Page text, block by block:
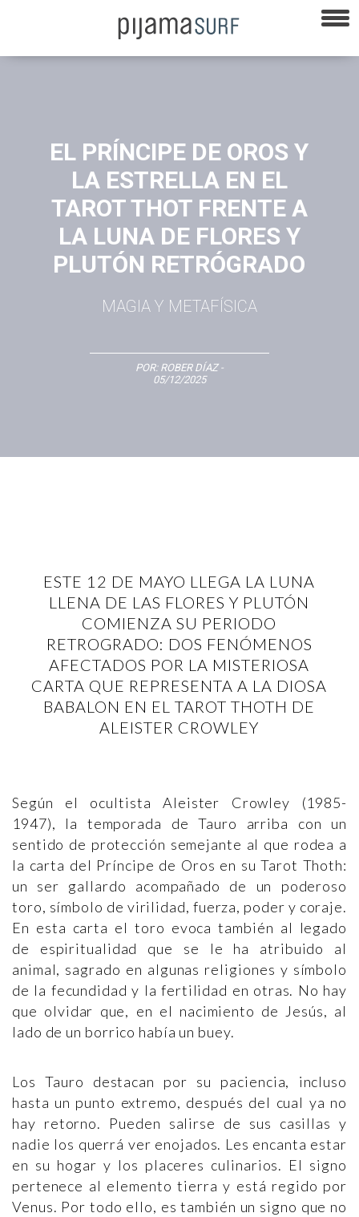
EL PRÍNCIPE DE OROS Y
LA ESTRELLA EN EL
TAROT THOT FRENTE A
LA LUNA DE FLORES Y
PLUTÓN RETRÓGRADO
MAGIA Y METAFÍSICA
POR: ROBER DÍAZ-
05/12/2025
ESTE 12 DE MAYO LLEGA LA LUNA
LLENA DE LAS FLORES Y PLUTÓN
COMIENZA SU PERIODO
RETROGRADO: DOS FENÓMENOS
AFECTADOS POR LA MISTERIOSA
CARTA QUE REPRESENTA A LA DIOSA
BABALON EN EL TAROT THOTH DE
ALEISTER CROWLEY
Según el ocultista Aleister Crowley (1985-
1947), la temporada de Tauro arriba con un
sentido de protección semejante al que rodea a
la carta del Príncipe de Oros en su Tarot Thoth:
un ser gallardo acompañado de un poderoso
toro, símbolo de virilidad, fuerza, poder y coraje.
En esta carta el toro evoca también al legado
de espiritualidad que se le ha atribuido al
animal, sagrado en algunas religiones y símbolo
de la fecundidad y la fertilidad en otras. No hay
que olvidar que, en el nacimiento de Jesús, al
lado de un borrico había un buey.
Los Tauro destacan por su paciencia, incluso
hasta un punto extremo, después del cual ya no
hay retorno. Pueden salirse de sus casillas y
nadie los querrá ver enojados. Les encanta estar
en su hogar y los placeres culinarios. El signo
pertenece al elemento tierra y está regido por
Venus. Por todo ello, es también un signo que no